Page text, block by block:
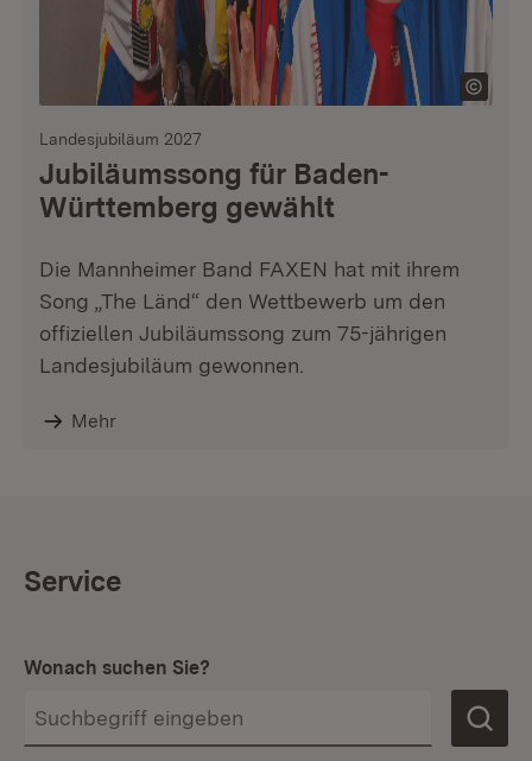
Landesjubiläum 2027
Jubiläumssong für Baden-
Württemberg gewählt
Die Mannheimer Band FAXEN hat mit ihrem
Song „The Länd“ den Wettbewerb um den
offiziellen Jubiläumssong zum 75-jährigen
Landesjubiläum gewonnen.
Mehr
Service
Wonach suchen Sie?